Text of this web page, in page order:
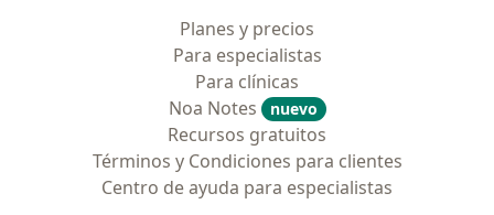
Planes y precios
Para especialistas
Para clínicas
Noa Notes
nuevo
Recursos gratuitos
Términos y Condiciones para clientes
Centro de ayuda para especialistas